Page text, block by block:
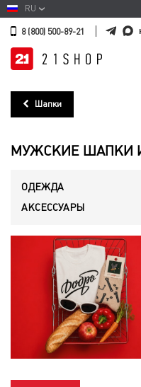
RU
8 (800) 500-89-21
Шапки
МУЖСКИЕ ШАПКИ
ОДЕЖДА
АКСЕССУАРЫ